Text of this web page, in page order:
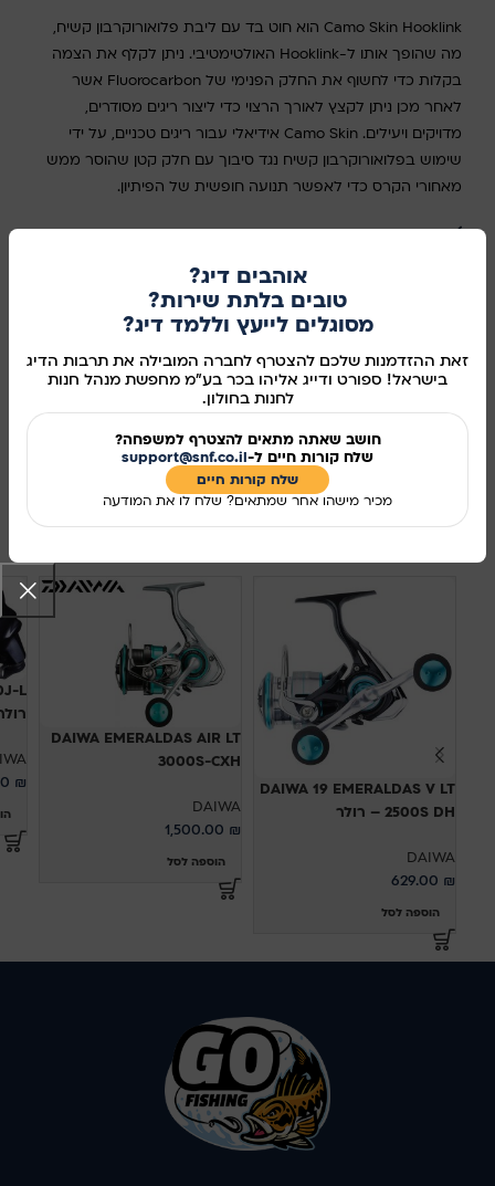
אוהבים דיג?
טובים בלתת שירות?
מסוגלים לייעץ וללמד דיג?
זאת ההזדמנות שלכם להצטרף לחברה המובילה את תרבות הדיג
בישראל! ספורט ודייג אליהו בכר בע"מ מחפשת מנהל חנות
לחנות בחולון.
חושב שאתה מתאים להצטרף למשפחה?
שלח קורות חיים ל-support@snf.co.il
שלח קורות חיים​
מכיר מישהו אחר שמתאים? שלח לו את המודעה
Camo Skin Hooklink הוא חוט בד עם ליבת פלואורוקרבון קשיח,
מה שהופך אותו ל-Hooklink האולטימטיבי. ניתן לקלף את הצמה
בקלות כדי לחשוף את החלק הפנימי של Fluorocarbon אשר
לאחר מכן ניתן לקצץ לאורך הרצוי כדי ליצור ריגים מסודרים,
מדויקים ויעילים. Camo Skin אידיאלי עבור ריגים טכניים, על ידי
שימוש בפלואורוקרבון קשיח נגד סיבוך עם חלק קטן שהוסר ממש
מאחורי הקרס כדי לאפשר תנועה חופשית של הפיתיון.
במלאי
הוספה לסל
קנו עכשיו
מידע נוסף
345363
שיתוף ברשתות החברתיות:
מוצרים קשורים
DAIWA 19 EMERALDAS V LT
2500S DH – רולר
DAIWA
629.00 ₪
הוספה לסל
DAIWA EMERALDAS AIR LT
3000S-CXH
DAIWA
1,500.00 ₪
הוספה לסל
₪